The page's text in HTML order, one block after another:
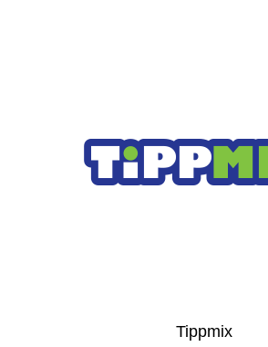
Tippmix